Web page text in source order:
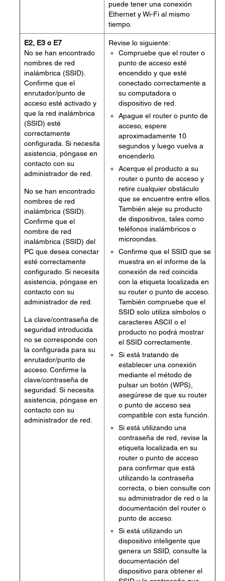
puede tener una conexión
Ethernet y Wi-Fi al mismo
tiempo.
E2, E3 o E7
No se han encontrado
nombres de red
inalámbrica (SSID).
Confirme que el
enrutador/punto de
acceso esté activado y
que la red inalámbrica
(SSID) esté
correctamente
configurada. Si necesita
asistencia, póngase en
contacto con su
administrador de red.
No se han encontrado
nombres de red
inalámbrica (SSID).
Confirme que el
nombre de red
inalámbrica (SSID) del
PC que desea conectar
esté correctamente
configurado. Si necesita
asistencia, póngase en
contacto con su
administrador de red.
La clave/contraseña de
seguridad introducida
no se corresponde con
la configurada para su
enrutador/punto de
acceso. Confirme la
clave/contraseña de
seguridad. Si necesita
asistencia, póngase en
contacto con su
administrador de red.
Revise lo siguiente:
Compruebe que el router o
punto de acceso esté
encendido y que esté
conectado correctamente a
su computadora o
dispositivo de red.
Apague el router o punto de
acceso, espere
aproximadamente 10
segundos y luego vuelva a
encenderlo.
Acerque el producto a su
router o punto de acceso y
retire cualquier obstáculo
que se encuentre entre ellos.
También aleje su producto
de dispositivos, tales como
teléfonos inalámbricos o
microondas.
Confirme que el SSID que se
muestra en el informe de la
conexión de red coincida
con la etiqueta localizada en
su router o punto de acceso.
También compruebe que el
SSID solo utiliza símbolos o
caracteres ASCII o el
producto no podrá mostrar
el SSID correctamente.
Si está tratando de
establecer una conexión
mediante el método de
pulsar un botón (WPS),
asegúrese de que su router
o punto de acceso sea
compatible con esta función.
Si está utilizando una
contraseña de red, revise la
etiqueta localizada en su
router o punto de acceso
para confirmar que está
utilizando la contraseña
correcta, o bien consulte con
su administrador de red o la
documentación del router o
punto de acceso.
Si está utilizando un
dispositivo inteligente que
genera un SSID, consulte la
documentación del
dispositivo para obtener el